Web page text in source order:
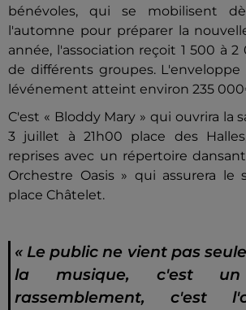
bénévoles, qui se mobilisent
l'automne pour préparer la
année, l'association reçoit 1 500 à
de différents groupes.
lévénement atteint environ 235
C'est « Bloddy Mary » qui ouvrira la
3 juillet à 21h00 place des
reprises avec un répertoire
Orchestre Oasis » qui assurera le
place Châtelet.
« Le public ne vient pas
la musique, c'est
rassemblement, c'est